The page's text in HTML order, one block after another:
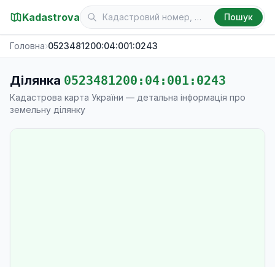
Kadastrova Пошук
Головна›0523481200:04:001:0243
Ділянка 0523481200:04:001:0243
Кадастрова карта України — детальна інформація про
земельну ділянку